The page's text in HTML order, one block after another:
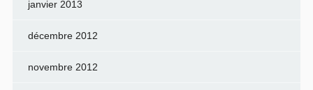
janvier 2013
décembre 2012
novembre 2012